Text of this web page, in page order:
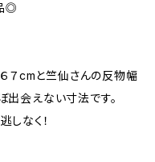
◎
７cmと竺仙さんの反物幅
出会えない寸法です。
しなく！